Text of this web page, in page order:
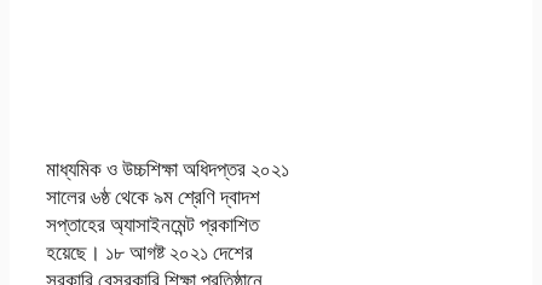
মাধ্যমিক ও উচ্চশিক্ষা অধিদপ্তর ২০২১
সালের ৬ষ্ঠ থেকে ৯ম শ্রেণি দ্বাদশ
সপ্তাহের অ্যাসাইনমেন্ট প্রকাশিত
হয়েছে। ১৮ আগষ্ট ২০২১ দেশের